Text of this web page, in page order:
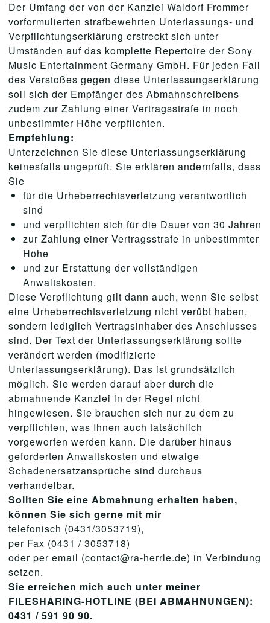
Der Umfang der von der Kanzlei Waldorf Frommer
vorformulierten strafbewehrten Unterlassungs- und
Verpflichtungserklärung erstreckt sich unter
Umständen auf das komplette Repertoire der Sony
Music Entertainment Germany GmbH. Für jeden Fall
des Verstoßes gegen diese Unterlassungserklärung
soll sich der Empfänger des Abmahnschreibens
zudem zur Zahlung einer Vertragsstrafe in noch
unbestimmter Höhe verpflichten.
Empfehlung:
Unterzeichnen Sie diese Unterlassungserklärung
keinesfalls ungeprüft. Sie erklären andernfalls, dass
Sie
für die Urheberrechtsverletzung verantwortlich
sind
und verpflichten sich für die Dauer von 30 Jahren
zur Zahlung einer Vertragsstrafe in unbestimmter
Höhe
und zur Erstattung der vollständigen
Anwaltskosten.
Diese Verpflichtung gilt dann auch, wenn Sie selbst
eine Urheberrechtsverletzung nicht verübt haben,
sondern lediglich Vertragsinhaber des Anschlusses
sind. Der Text der Unterlassungserklärung sollte
verändert werden (modifizierte
Unterlassungserklärung). Das ist grundsätzlich
möglich. Sie werden darauf aber durch die
abmahnende Kanzlei in der Regel nicht
hingewiesen. Sie brauchen sich nur zu dem zu
verpflichten, was Ihnen auch tatsächlich
vorgeworfen werden kann. Die darüber hinaus
geforderten Anwaltskosten und etwaige
Schadenersatzansprüche sind durchaus
verhandelbar.
Sollten Sie eine Abmahnung erhalten haben,
können Sie sich gerne mit mir
telefonisch (0431/3053719),
per Fax (0431 / 3053718)
oder per email (contact@ra-herrle.de) in Verbindung
setzen.
Sie erreichen mich auch unter meiner
FILESHARING-HOTLINE (BEI ABMAHNUNGEN):
0431 / 591 90 90.